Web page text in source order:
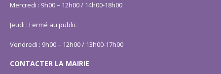
Mercredi : 9h00 – 12h00 / 14h00-18h00
Jeudi : Fermé au public
Vendredi : 9h00 – 12h00 / 13h00-17h00
CONTACTER LA MAIRIE